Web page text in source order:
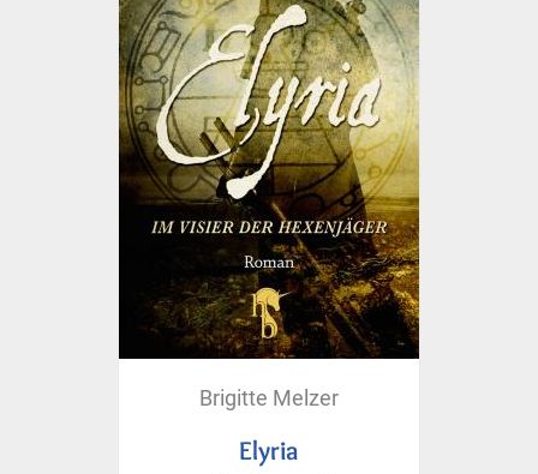
Brigitte Melzer
Elyria